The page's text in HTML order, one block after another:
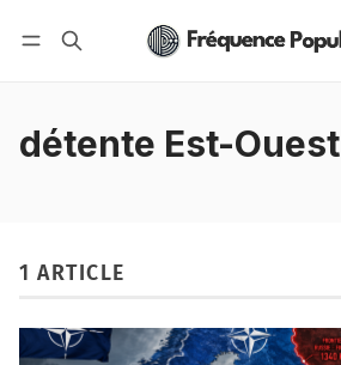
Nous soutenir
détente Est-Ouest
1 ARTICLE